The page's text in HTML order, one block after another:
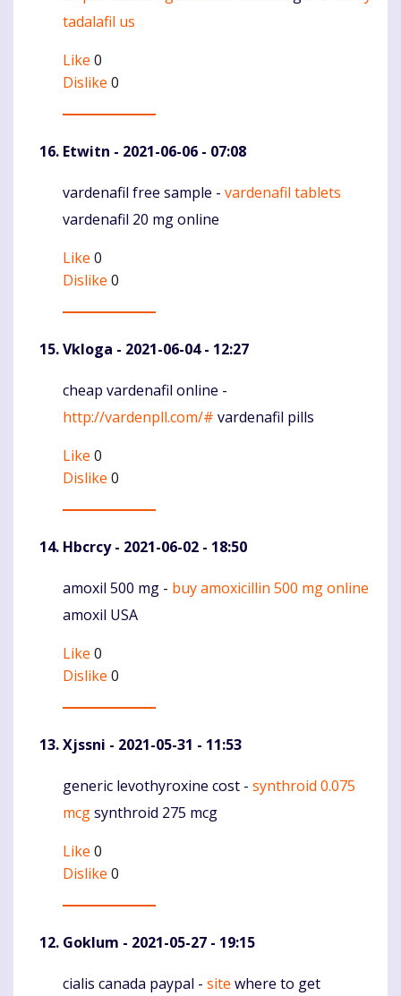
tadalafil us
Like 0
Dislike 0
Etwitn - 2021-06-06 - 07:08
Komentaras
vardenafil free sample - vardenafil tablets
vardenafil 20 mg online
Like 0
Dislike 0
Vkloga - 2021-06-04 - 12:27
Komentaras
cheap vardenafil online -
http://vardenpll.com/# vardenafil pills
Like 0
Dislike 0
Hbcrcy- 2021-06-02 - 18:50
Komentaras
amoxil 500 mg - buy amoxicillin 500 mg online
amoxil USA
Like 0
Dislike 0
Xjssni - 2021-05-31 - 11:53
Komentaras
generic levothyroxine cost - synthroid 0.075
mcgsynthroid 275 mcg
Like 0
Dislike 0
Goklum - 2021-05-27 - 19:15
Komentaras
cialis canada paypal - site where to get